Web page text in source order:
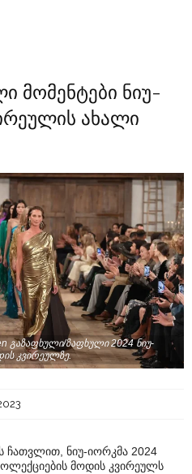
მომენტები ნიუ-
ახალი
გაზაფხული/ზაფხული 2024 ნიუ-
კვირეულზე.
ჩათვლით, ნიუ-იორკმა 2024
მოდის კვირეულს